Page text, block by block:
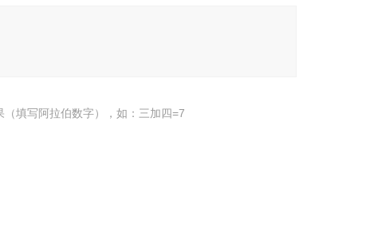
（填写阿拉伯数字），如：三加四=7